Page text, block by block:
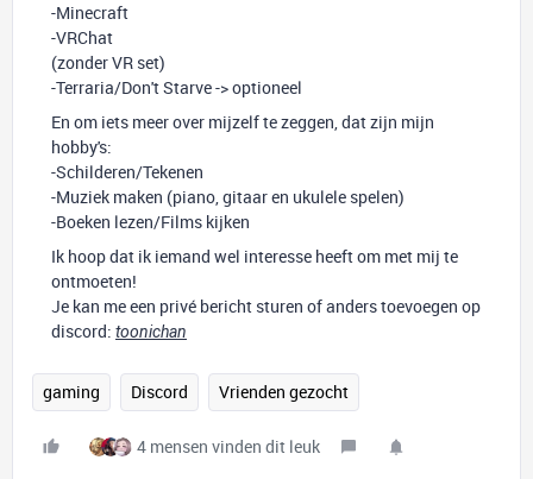
-Minecraft
-VRChat
(zonder VR set)
-Terraria/Don't Starve -> optioneel
En om iets meer over mijzelf te zeggen, dat zijn mijn
hobby's:
-Schilderen/Tekenen
-Muziek maken (piano, gitaar en ukulele spelen)
-Boeken lezen/Films kijken
Ik hoop dat ik iemand wel interesse heeft om met mij te
ontmoeten!
Je kan me een privé bericht sturen of anders toevoegen op
discord: toonichan
gaming Discord Vrienden gezocht
4 mensen vinden dit leuk